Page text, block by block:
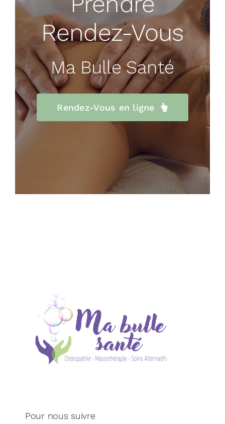
Rendez-Vous
Ma Bulle Santé
Rendez-Vous en ligne
Pour nous suivre